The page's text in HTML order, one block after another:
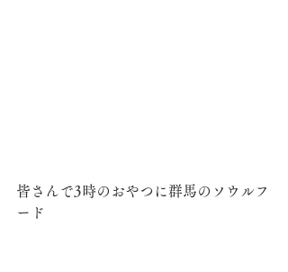
皆さんで3時のおやつに群馬のソウルフ
ード